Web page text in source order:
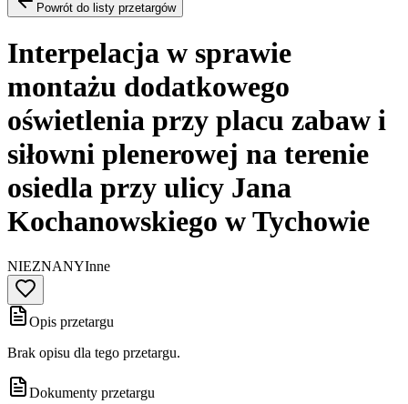
Powrót do listy przetargów
Interpelacja w sprawie
montażu dodatkowego
oświetlenia przy placu zabaw i
siłowni plenerowej na terenie
osiedla przy ulicy Jana
Kochanowskiego w Tychowie
NIEZNANYInne
Opis przetargu
Brak opisu dla tego przetargu.
Dokumenty przetargu